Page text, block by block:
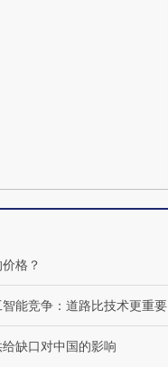
格？
能竞争：道路比技术更重要
缺口对中国的影响